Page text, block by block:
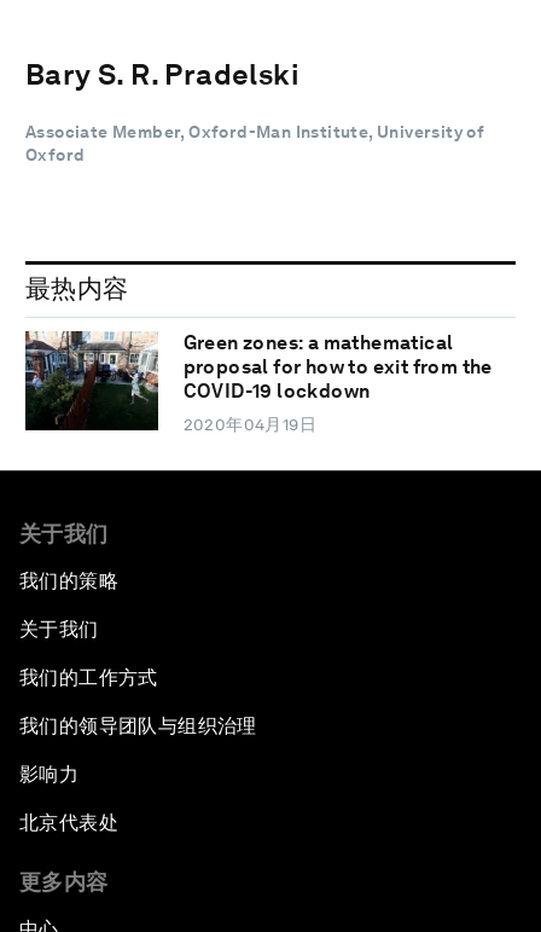
Bary S. R. Pradelski
Associate Member, Oxford-Man Institute, University of
Oxford
最热内容
Green zones: a mathematical
proposal for how to exit from the
COVID-19 lockdown
2020年04月19日
关于我们
我们的策略
关于我们
我们的工作方式
我们的领导团队与组织治理
影响力
北京代表处
更多内容